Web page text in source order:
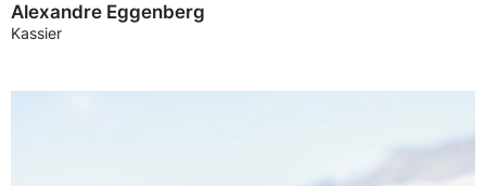
Alexandre Eggenberg
Kassier